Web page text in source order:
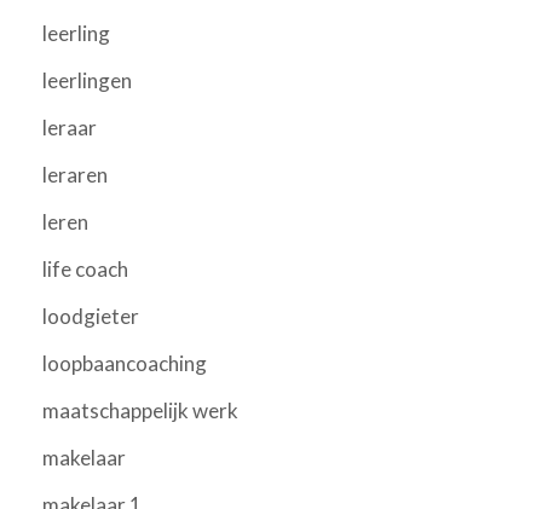
leerling
leerlingen
leraar
leraren
leren
life coach
loodgieter
loopbaancoaching
maatschappelijk werk
makelaar